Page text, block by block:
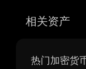
相关资产
热门加密货